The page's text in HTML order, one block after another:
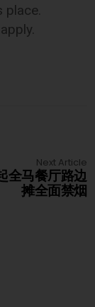
place.
Next Article
全马餐厅路边
摊全面禁烟